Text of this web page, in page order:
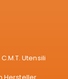
Utensili